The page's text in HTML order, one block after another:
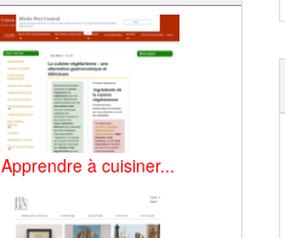
Apprendre à cuisiner...